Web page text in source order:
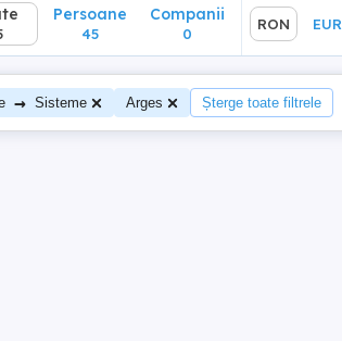
Persoane
45
Companii
0
RON EUR
→ Sisteme Arges Șterge toate filtrele